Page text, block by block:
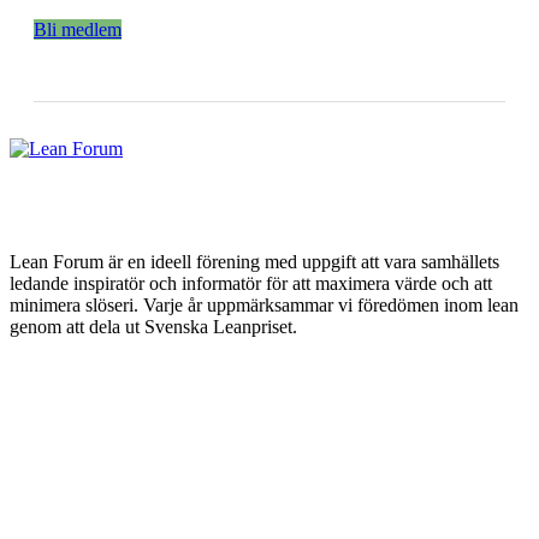
Bli medlem
Lean Forum är en ideell förening med uppgift att vara samhällets
ledande inspiratör och informatör för att maximera värde och att
minimera slöseri. Varje år uppmärksammar vi föredömen inom lean
genom att dela ut Svenska Leanpriset.